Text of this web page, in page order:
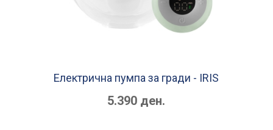
Електрична пумпа за гради - IRIS
5.390 ден.